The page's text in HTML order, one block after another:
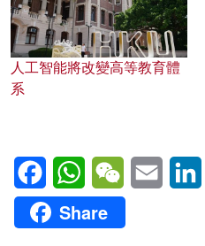
人工智能將改變高等教育體
系
FacebookWhatsAppWeChatEmail
Share